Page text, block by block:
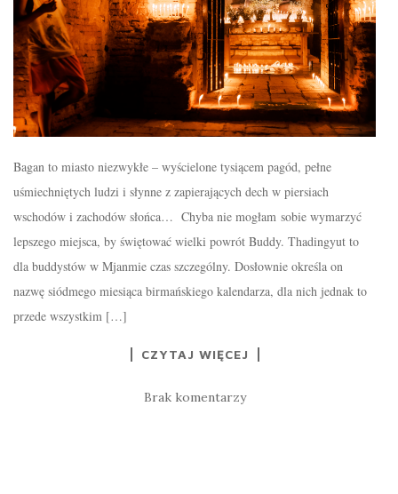
Bagan to miasto niezwykłe – wyścielone tysiącem pagód, pełne
uśmiechniętych ludzi i słynne z zapierających dech w piersiach
wschodów i zachodów słońca… Chyba nie mogłam sobie wymarzyć
lepszego miejsca, by świętować wielki powrót Buddy. Thadingyut to
dla buddystów w Mjanmie czas szczególny. Dosłownie określa on
nazwę siódmego miesiąca birmańskiego kalendarza, dla nich jednak to
przede wszystkim […]
CZYTAJ WIĘCEJ
Brak komentarzy